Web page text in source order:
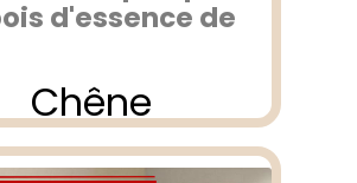
d'essence de
Chêne